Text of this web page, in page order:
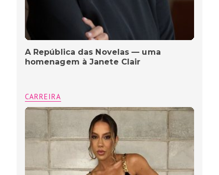
A República das Novelas — uma
homenagem à Janete Clair
CARREIRA